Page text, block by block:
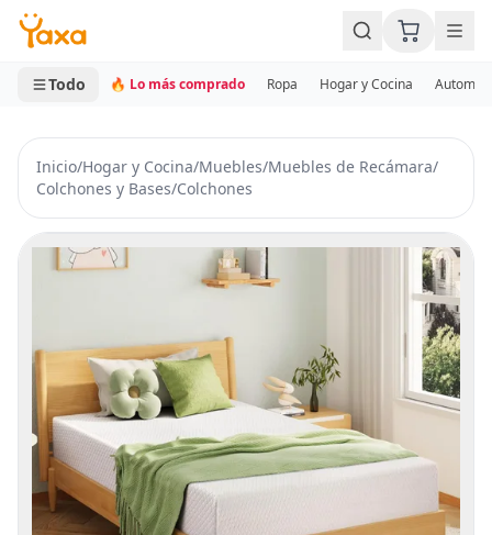
MINI CARRITO
0 productos
Todo 🔥 Lo más comprado Ropa Hogar y Cocina
Inicio/Hogar y Cocina/Muebles/Muebles de Recámara/
Colchones y Bases/Colchones